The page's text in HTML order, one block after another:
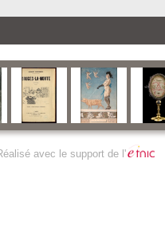
avec le support de l'